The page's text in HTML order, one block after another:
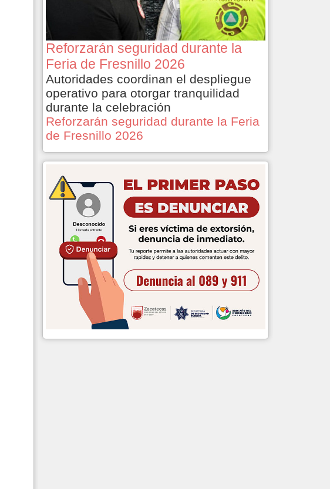
Reforzarán seguridad durante la
Feria de Fresnillo 2026
Autoridades coordinan el despliegue
operativo para otorgar tranquilidad
durante la celebración
Reforzarán seguridad durante la Feria
de Fresnillo 2026